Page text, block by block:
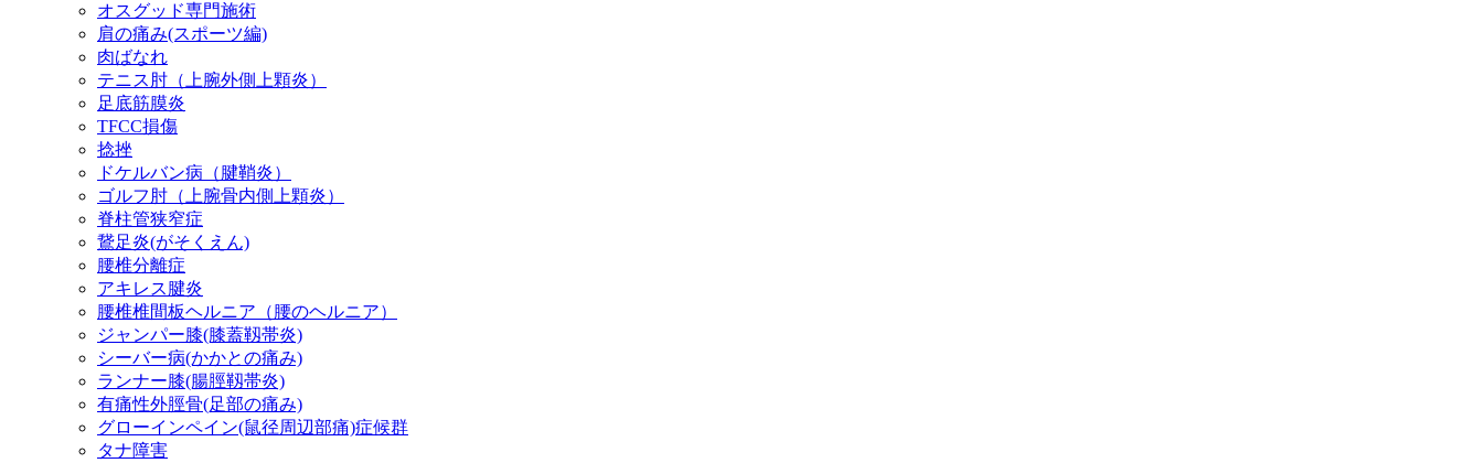
オスグッド専門施術
肩の痛み(スポーツ編)
肉ばなれ
テニス肘（上腕外側上顆炎）
足底筋膜炎
TFCC損傷
捻挫
ドケルバン病（腱鞘炎）
ゴルフ肘（上腕骨内側上顆炎）
脊柱管狭窄症
鵞足炎(がそくえん)
腰椎分離症
アキレス腱炎
腰椎椎間板ヘルニア（腰のヘルニア）
ジャンパー膝(膝蓋靱帯炎)
シーバー病(かかとの痛み)
ランナー膝(腸脛靱帯炎)
有痛性外脛骨(足部の痛み)
グローインペイン(鼠径周辺部痛)症候群
タナ障害